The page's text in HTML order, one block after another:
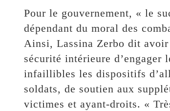
Pour le gouvernement, « le
dépendant du moral des
Ainsi, Lassina Zerbo dit avoir
sécurité intérieure d’engager
infaillibles les dispositifs
soldats, de soutien aux
victimes et ayant-droits. «